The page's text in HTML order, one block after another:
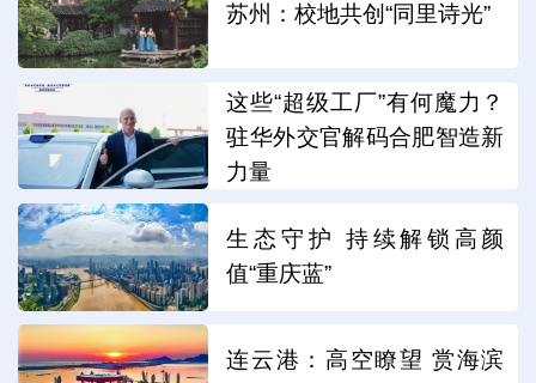
苏州：校地共创“同里诗光”
这些“超级工厂”有何魔力？
驻华外交官解码合肥智造新
力量
生态守护 持续解锁高颜
值“重庆蓝”
连云港：高空瞭望 赏海滨